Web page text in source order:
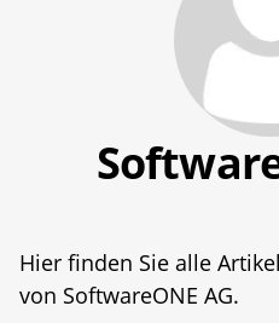
Hier finden Sie alle
von SoftwareONE AG.